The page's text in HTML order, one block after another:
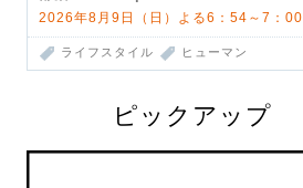
2026年8月9日（日）よる6：54～7：00
ライフスタイル ヒューマン
ピックアップ